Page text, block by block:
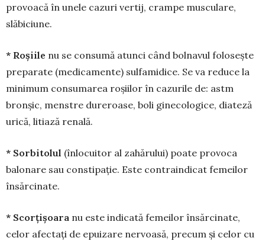
provoacă în unele cazuri vertij, crampe musculare,
slăbiciune.
* Roșiile nu se consumă atunci când bol­navul folosește
preparate (medicamente) sulfamidice. Se va reduce la
minimum con­su­marea roșiilor în cazurile de: astm
bronșic, menstre dureroase, boli ginecologice, diate­ză
urică, litiază renală.
* Sorbitolul (înlocuitor al zahărului) poate provoca
balonare sau constipație. Este contraindicat femeilor
însărcinate.
* Scorțișoara nu este indicată femeilor însăr­cinate,
celor afectați de epuizare nervoasă, precum și celor cu